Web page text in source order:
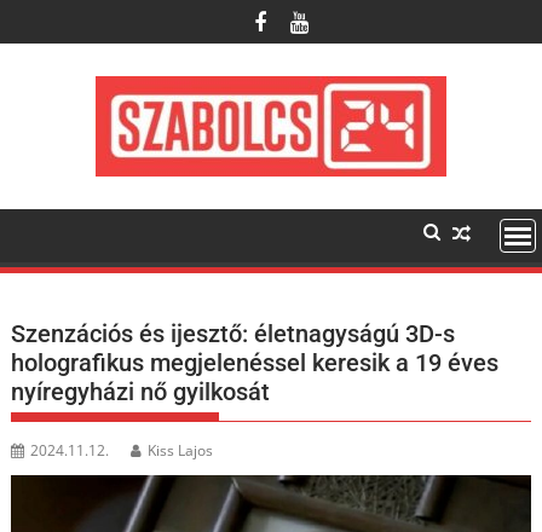
to
Szenzációs és ijesztő: életnagyságú 3D-s
holografikus megjelenéssel keresik a 19 éves
nyíregyházi nő gyilkosát
2024.11.12. Kiss Lajos